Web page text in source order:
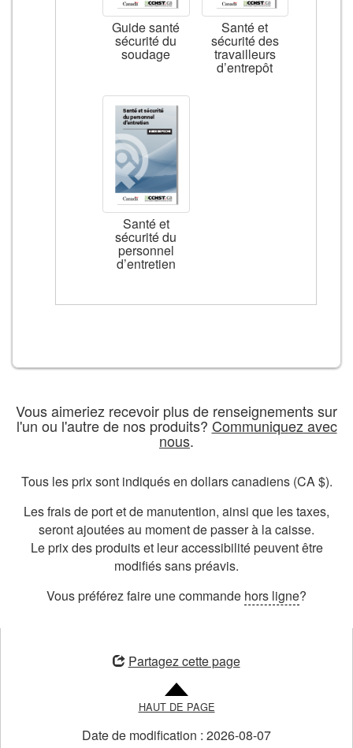
Guide santé
sécurité du
soudage
Santé et
sécurité des
travailleurs
d’entrepôt
Santé et
sécurité du
personnel
d’entretien
Vous aimeriez recevoir plus de renseignements sur
l'un ou l'autre de nos produits? Communiquez avec
nous.
Tous les prix sont indiqués en dollars canadiens (CA $).
Les frais de port et de manutention, ainsi que les taxes,
seront ajoutées au moment de passer à la caisse.
Le prix des produits et leur accessibilité peuvent être
modifiés sans préavis.
Vous préférez faire une commande hors ligne?
Partagez cette page
HAUT DE PAGE
Date de modification : 2026-08-07